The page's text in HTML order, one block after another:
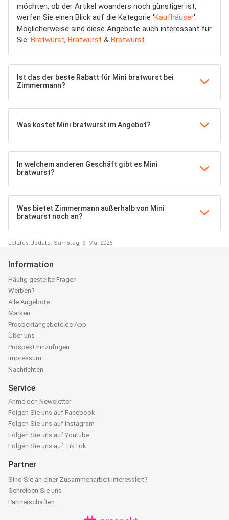
möchten, ob der Artikel woanders noch günstiger ist,
werfen Sie einen Blick auf die Kategorie 'Kaufhäuser'.
Möglicherweise sind diese Angebote auch interessant für
Sie: Bratwurst, Bratwurst & Bratwurst
Ist das der beste Rabatt für Mini bratwurst bei
Zimmermann?
Was kostet Mini bratwurst im Angebot?
In welchem anderen Geschäft gibt es Mini
bratwurst?
Was bietet Zimmermann außerhalb von Mini
bratwurst noch an?
Letztes Update: Samstag, 9. Mai 2026
Information
Häufig gestellte Fragen
Werben?
Alle Angebote
Marken
Prospektangebote.de App
Über uns
Prospekt hinzufügen
Impressum
Nachrichten
Service
Anmelden Newsletter
Folgen Sie uns auf Facebook
Folgen Sie uns auf Instagram
Folgen Sie uns auf Youtube
Folgen Sie uns auf TikTok
Partner
Sind Sie an einer Zusammenarbeit interessiert?
Schreiben Sie uns
Partnerschaften